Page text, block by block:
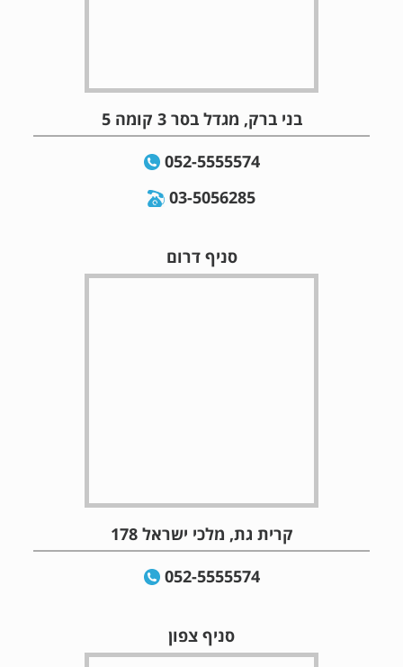
בני ברק, מגדל בסר 3 קומה 5
052-5555574
03-5056285
סניף דרום
קרית גת, מלכי ישראל 178
052-5555574
סניף צפון